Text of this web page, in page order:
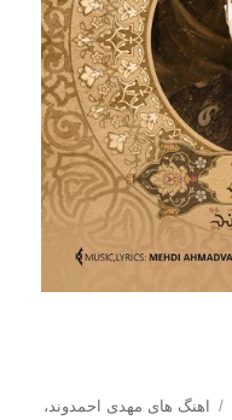
برچسب‌ها
اهنگ های مهدی احمدوند،